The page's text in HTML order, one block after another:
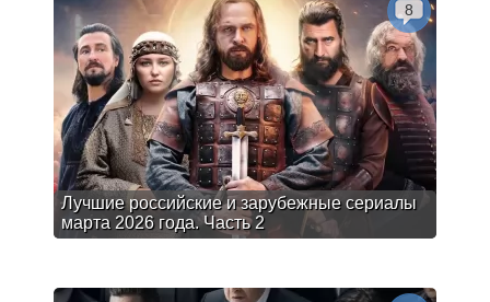
Лучшие российские и зарубежные сериалы
марта 2026 года. Часть 2
8